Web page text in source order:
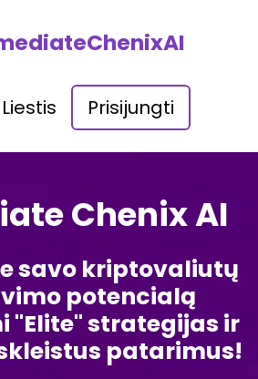
Liestis Prisijungti
Chenix AI
savo kriptovaliutų
potencialą
"Elite" strategijas ir
patarimus!